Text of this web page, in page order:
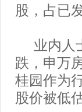
股，占已
业内人
跌，申万
桂园作为
股价被低估